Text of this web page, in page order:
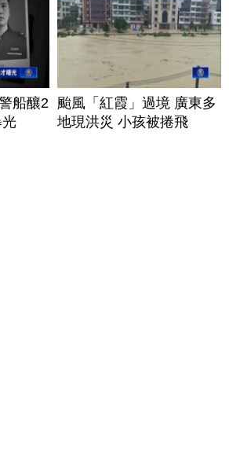
船釀2
颱風「紅霞」過境 廣東多
地現洪災 小孩被捲飛